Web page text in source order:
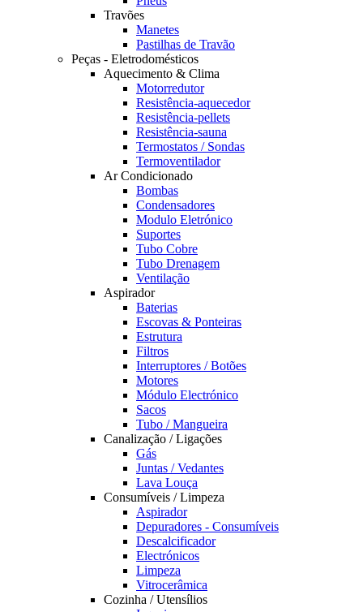
Travões
Manetes
Pastilhas de Travão
Peças - Eletrodomésticos
Aquecimento & Clima
Motorredutor
Resistência-aquecedor
Resistência-pellets
Resistência-sauna
Termostatos / Sondas
Termoventilador
Ar Condicionado
Bombas
Condensadores
Modulo Eletrónico
Suportes
Tubo Cobre
Tubo Drenagem
Ventilação
Aspirador
Baterias
Escovas & Ponteiras
Estrutura
Filtros
Interruptores / Botões
Motores
Módulo Electrónico
Sacos
Tubo / Mangueira
Canalização / Ligações
Gás
Juntas / Vedantes
Lava Louça
Consumíveis / Limpeza
Aspirador
Depuradores - Consumíveis
Descalcificador
Electrónicos
Limpeza
Vitrocerâmica
Cozinha / Utensílios